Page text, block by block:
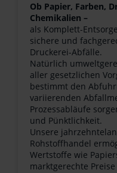
Ob Papier, Farben,
Chemikalien –
als Komplett-
sichere und
Druckerei-Abfälle.
Natürlich
aller gesetzlichen
bestimmt den
variierenden
Prozessabläufe
und Pünktlichkeit.
Unsere
Rohstoffhandel
Wertstoffe wie
marktgerechte